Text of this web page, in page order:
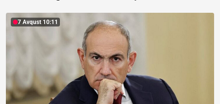
7 Avqust 10:11